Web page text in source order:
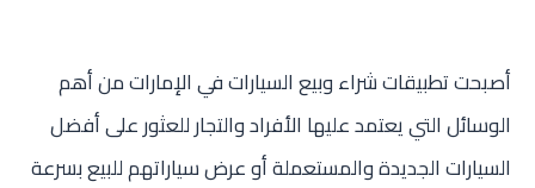
أصبحت تطبيقات شراء وبيع السيارات في الإمارات من أهم
الوسائل التي يعتمد عليها الأفراد والتجار للعثور على أفضل
السيارات الجديدة والمستعملة أو عرض سياراتهم للبيع بسرعة